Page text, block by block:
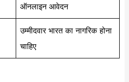
ऑनलाइन आवेदन
उम्मीदवार भारत का नागरिक होना
चाहिए